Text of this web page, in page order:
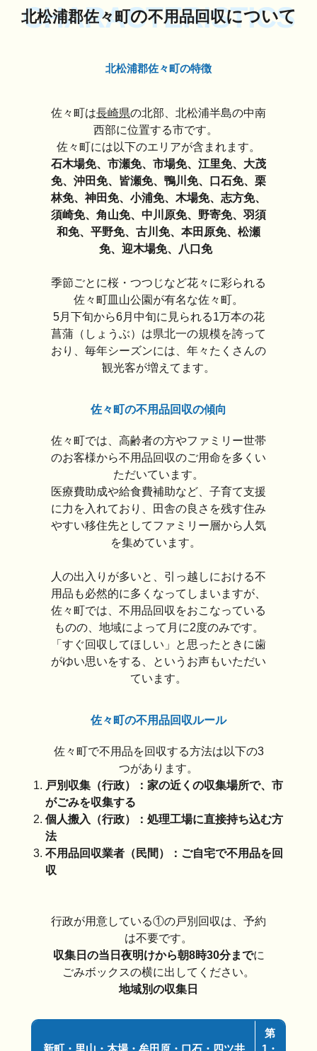
CHARACTERISTICS
北松浦郡佐々町の不用品回収について
北松浦郡佐々町の特徴
佐々町は長崎県の北部、北松浦半島の中南
西部に位置する市です。
佐々町には以下のエリアが含まれます。
石木場免、市瀬免、市場免、江里免、大茂
免、沖田免、皆瀬免、鴨川免、口石免、栗
林免、神田免、小浦免、木場免、志方免、
須崎免、角山免、中川原免、野寄免、羽須
和免、平野免、古川免、本田原免、松瀬
免、迎木場免、八口免
季節ごとに桜・つつじなど花々に彩られる
佐々町皿山公園が有名な佐々町。
5月下旬から6月中旬に見られる1万本の花
菖蒲（しょうぶ）は県北一の規模を誇って
おり、毎年シーズンには、年々たくさんの
観光客が増えてます。
佐々町の不用品回収の傾向
佐々町では、高齢者の方やファミリー世帯
のお客様から不用品回収のご用命を多くい
ただいています。
医療費助成や給食費補助など、子育て支援
に力を入れており、田舎の良さを残す住み
やすい移住先としてファミリー層から人気
を集めています。
人の出入りが多いと、引っ越しにおける不
用品も必然的に多くなってしまいますが、
佐々町では、不用品回収をおこなっている
ものの、地域によって月に2度のみです。
「すぐ回収してほしい」と思ったときに歯
がゆい思いをする、というお声もいただい
ています。
佐々町の不用品回収ルール
佐々町で不用品を回収する方法は以下の3
つがあります。
戸別収集（行政）：家の近くの収集場所で、市
がごみを収集する
個人搬入（行政）：処理工場に直接持ち込む方
法
不用品回収業者（民間）：ご自宅で不用品を回
収
行政が用意している①の戸別回収は、予約
は不要です。
収集日の当日夜明けから朝8時30分までに
ごみボックスの横に出してください。
地域別の収集日
第